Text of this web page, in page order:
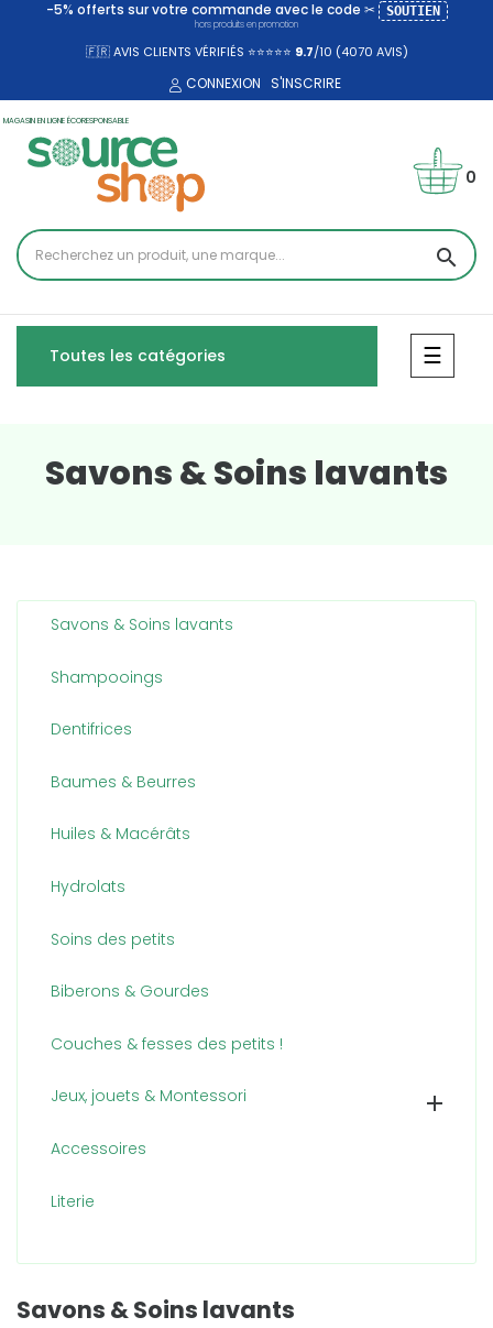
-5% offerts sur votre commande avec le code ✂ SOUTIEN
hors produits en promotion
🇫🇷 AVIS CLIENTS VÉRIFIÉS ⭐⭐⭐⭐⭐ 9.7/10 (4070 AVIS)
CONNEXION S'INSCRIRE
MAGASIN EN LIGNE ÉCORESPONSABLE
search
0
Toutes les catégories ☰
Savons & Soins lavants
Savons & Soins lavants
Shampooings
Dentifrices
Baumes & Beurres
Huiles & Macérâts
Hydrolats
Soins des petits
Biberons & Gourdes
Couches & fesses des petits !
Jeux, jouets & Montessori 
Accessoires
Literie
Savons & Soins lavants